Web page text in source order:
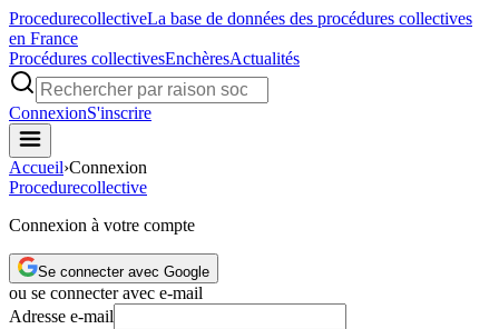
ProcedurecollectiveLa base de données des procédures collectives
en France
Procédures collectivesEnchèresActualités
ConnexionS'inscrire
Accueil›Connexion
Procedurecollective
Connexion à votre compte
Se connecter avec Google
ou se connecter avec e-mail
Adresse e-mail